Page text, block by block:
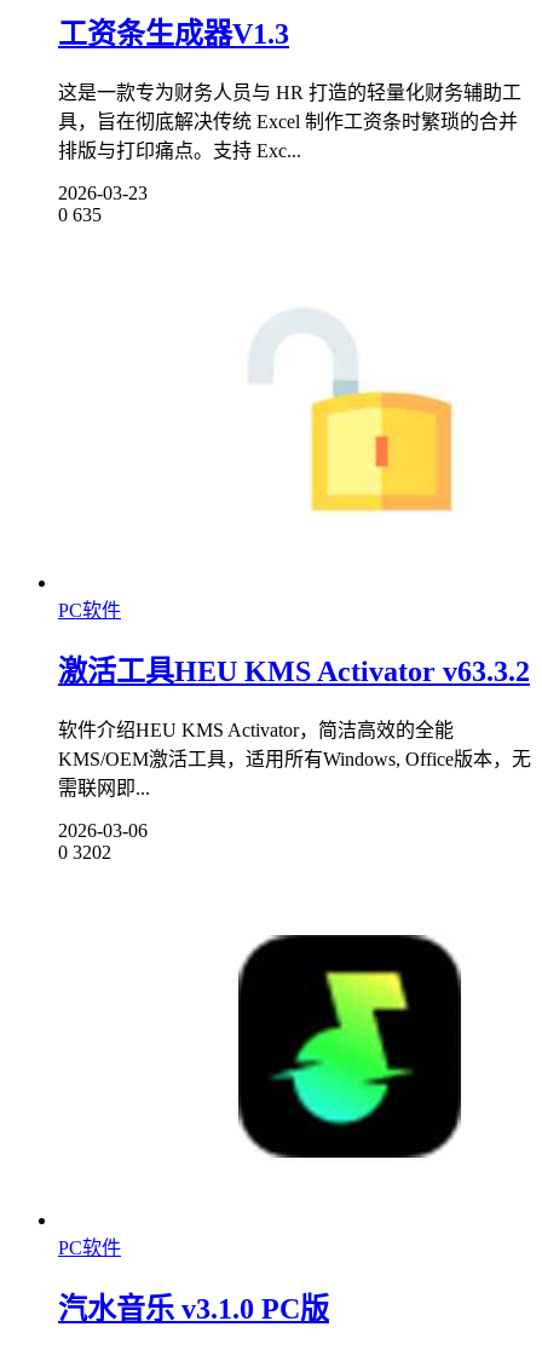
工资条生成器V1.3
这是一款专为财务人员与 HR 打造的轻量化财务辅助工
具，旨在彻底解决传统 Excel 制作工资条时繁琐的合并
排版与打印痛点。支持 Exc...
2026-03-23
0 635
PC软件
激活工具HEU KMS Activator v63.3.2
软件介绍HEU KMS Activator，简洁高效的全能
KMS/OEM激活工具，适用所有Windows, Office版本，无
需联网即...
2026-03-06
0 3202
PC软件
汽水音乐 v3.1.0 PC版